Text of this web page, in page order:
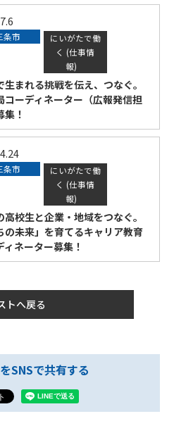
条市
にいがたで働
く (仕事情
報)
生まれる挑戦を伝え、つなぐ。
コーディネーター（広報発信担
集！
条市
にいがたで働
く (仕事情
報)
高校生と企業・地域をつなぐ。
の未来」を育てるキャリア教育
ィネーター募集！
トへ戻る
SNSで共有する